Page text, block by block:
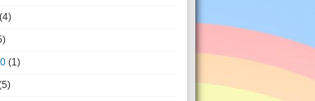
(4)
(1)